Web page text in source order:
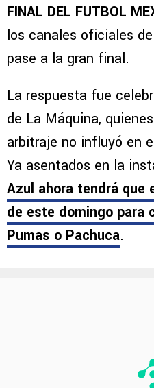
FINAL DEL FUTBOL
los canales oficiales
pase a la gran final.
La respuesta fue
de La Máquina,
arbitraje no influyó en
Ya asentados en la
Azul ahora tendrá que
de este domingo para
Pumas o Pachuca.